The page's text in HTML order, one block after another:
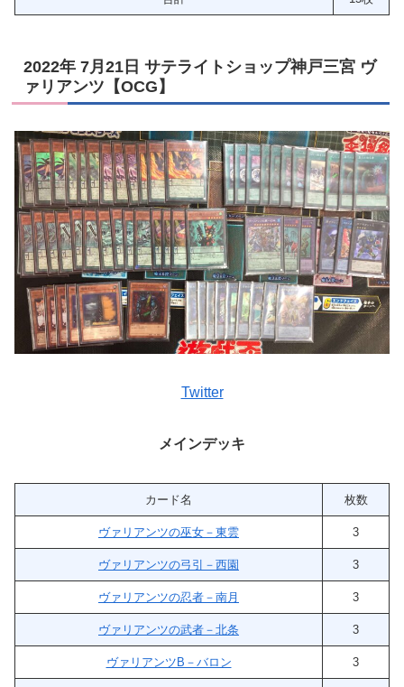
2022年 7月21日 サテライトショップ神戸三宮 ヴ
ァリアンツ【OCG】
Twitter
メインデッキ
カード名 枚数
ヴァリアンツの巫女－東雲 3
ヴァリアンツの弓引－西園 3
ヴァリアンツの忍者－南月 3
ヴァリアンツの武者－北条 3
ヴァリアンツB－バロン 3